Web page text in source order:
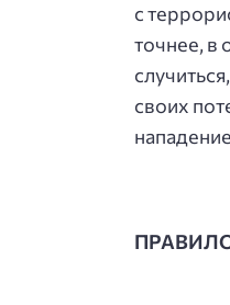
с
точнее, в
своих